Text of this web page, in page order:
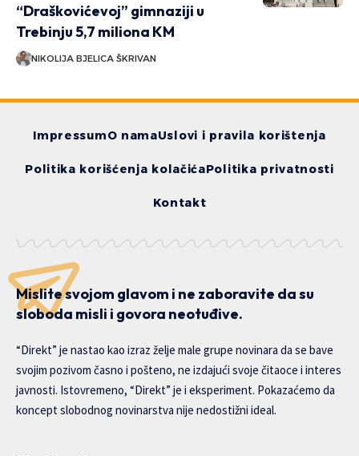
“Draškovićevoj” gimnaziji u
Trebinju 5,7 miliona KM
NIKOLIJA BJELICA ŠKRIVAN
ImpressumO namaUslovi i pravila korištenja
Politika korišćenja kolačićaPolitika privatnosti
Kontakt
Mislite svojom glavom i ne zaboravite da su
sloboda misli i govora neotuđive.
“Direkt” je nastao kao izraz želje male grupe novinara da se bave
svojim pozivom časno i pošteno, ne izdajući svoje čitaoce i interes
javnosti. Istovremeno, “Direkt” je i eksperiment. Pokazaćemo da
koncept slobodnog novinarstva nije nedostižni ideal.